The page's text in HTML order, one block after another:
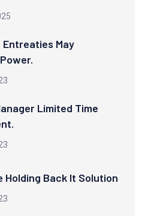
Entreaties May
Limited Time
Holding Back It Solution